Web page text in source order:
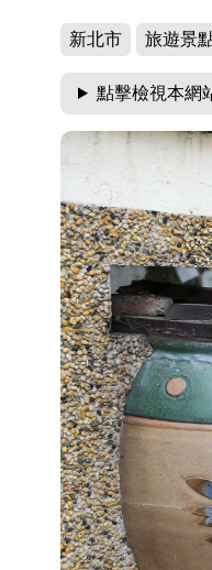
新北市 旅遊景
點擊檢視本網